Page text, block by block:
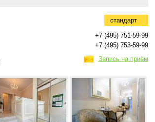
стандарт
+7 (495) 751-59-99
+7 (495) 753-59-99
Запись на приём